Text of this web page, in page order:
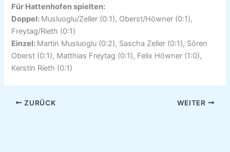
Für Hattenhofen spielten:
Doppel: Musluoglu/Zeller (0:1), Oberst/Höwner (0:1),
Freytag/Rieth (0:1)
Einzel: Martin Musluoglu (0:2), Sascha Zeller (0:1), Sören
Oberst (0:1), Matthias Freytag (0:1), Felix Höwner (1:0),
Kerstin Rieth (0:1)
ZURÜCK WEITER